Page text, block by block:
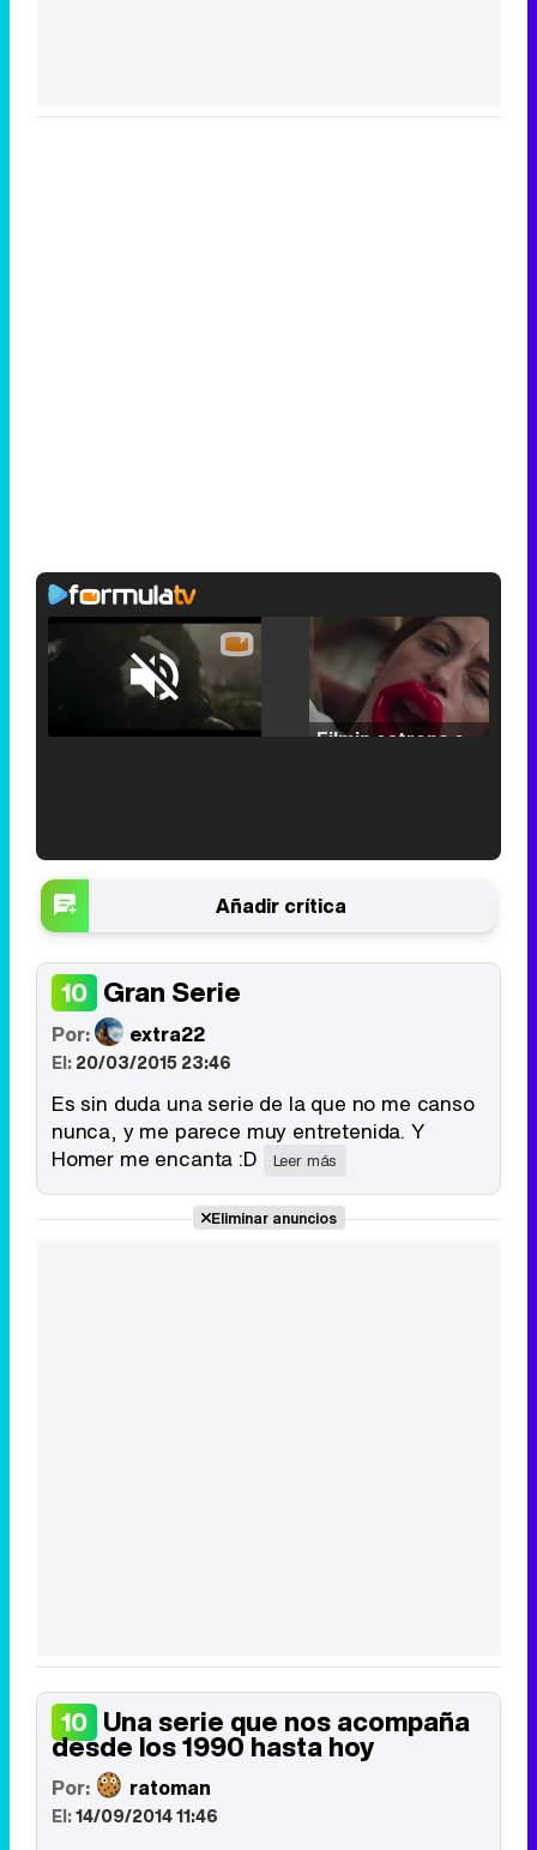
Unmute /
Añadir crítica
10 Gran Serie
Por: extra22
El:20/03/2015 23:46
Es sin duda una serie de la que no me canso
nunca, y me parece muy entretenida. Y
Homer me encanta :D
Leer más
Eliminar anuncios
10 Una serie que nos acompaña
desde los 1990 hasta hoy
Por: ratoman
El:14/09/2014 11:46